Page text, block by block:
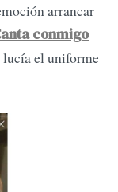
arrancar
conmigo
lucía el uniforme